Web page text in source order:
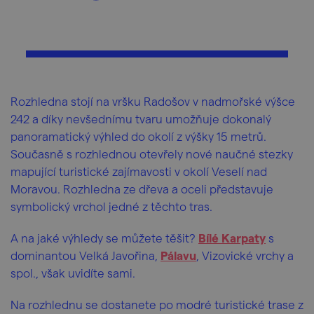
Rozhledna stojí na vršku Radošov v nadmořské výšce
242 a díky nevšednímu tvaru umožňuje dokonalý
panoramatický výhled do okolí z výšky 15 metrů.
Současně s rozhlednou otevřely nové naučné stezky
mapující turistické zajímavosti v okolí Veselí nad
Moravou. Rozhledna ze dřeva a oceli představuje
symbolický vrchol jedné z těchto tras.
A na jaké výhledy se můžete těšit? Bílé Karpaty s
dominantou Velká Javořina, Pálavu , Vizovické vrchy a
spol., však uvidíte sami.
Na rozhlednu se dostanete po modré turistické trase z